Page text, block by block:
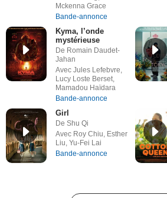
Mckenna Grace
Bande-annonce
Kyma, l’onde
mystérieuse
De Romain Daudet-
Jahan
Avec Jules Lefebvre,
Lucy Loste Berset,
Mamadou Haïdara
Bande-annonce
Girl
De Shu Qi
Avec Roy Chiu, Esther
Liu, Yu-Fei Lai
Bande-annonce